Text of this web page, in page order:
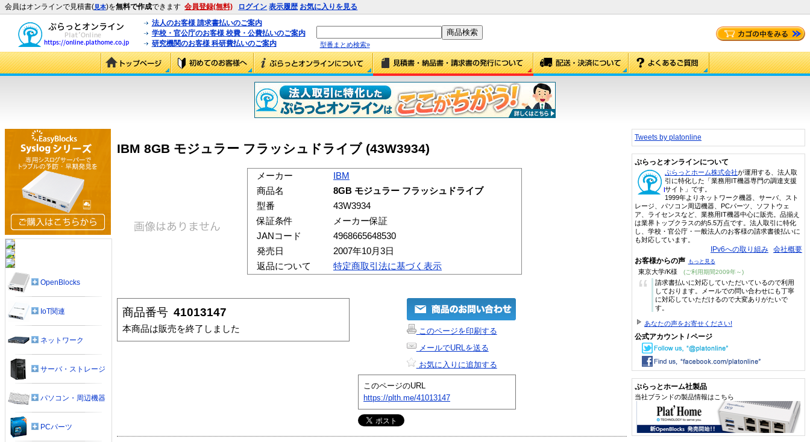
会員はオンラインで見積書(見本)を無料で作成できます 会員登録(無料) ログイン 表示履歴 お気に入りを見る
法人のお客様 請求書払いのご案内
学校・官公庁のお客様 校費・公費払いのご案内
研究機関のお客様 科研費払いのご案内
型番まとめ検索»
IBM 8GB モジュラー フラッシュドライブ (43W3934)
メーカー
IBM
商品名
8GB モジュラー フラッシュドライブ
型番
43W3934
保証条件
メーカー保証
JANコード
4968665648530
発売日
2007年10月3日
返品について
特定商取引法に基づく表示
商品番号 41013147
本商品は販売を終了しました
このページを印刷する
メールでURLを送る
お気に入りに追加する
このページのURL
https://plth.me/41013147
OpenBlocks
IoT関連
ネットワーク
サーバ・ストレージ
パソコン・周辺機器
PCパーツ
Tweets by platonline
ぷらっとオンラインについて
ぷらっとホーム株式会社が運用する、法人取
引に特化した「業務用IT機器専門の調達支援
サイト」です。
1999年よりネットワーク機器、サーバ、スト
レージ、パソコン周辺機器、PCパーツ、ソフトウェ
ア、ライセンスなど、業務用IT機器中心に販売。品揃え
は業界トップクラスの約5.5万点です。法人取引に特化
し、学校・官公庁・一般法人のお客様の請求書後払いに
も対応しています。
IPv6への取り組み 会社概要
お客様からの声 もっと見る
東京大学/K様 (ご利用期間2009年～)
“
請求書払いに対応していただいているので利用
しております。メールでの問い合わせにも丁寧
に対応していただけるので大変ありがたいで
す。
あなたの声をお寄せください!
公式アカウント / ページ
ぷらっとホーム社製品
当社ブランドの製品情報はこちら